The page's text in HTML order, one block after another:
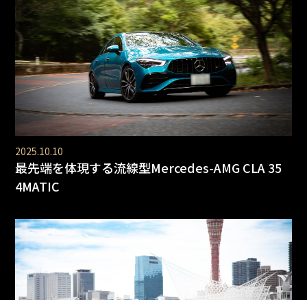
2025.10.10
最先端を体現する流線型Mercedes-AMG CLA 35
4MATIC